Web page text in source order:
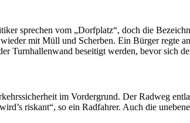
sprechen vom „Dorfplatz“, doch die
mit Müll und Scherben. Ein Bürger regte
Turnhallenwand beseitigt werden, bevor sich
im Vordergrund. Der Radweg
riskant“, so ein Radfahrer. Auch die